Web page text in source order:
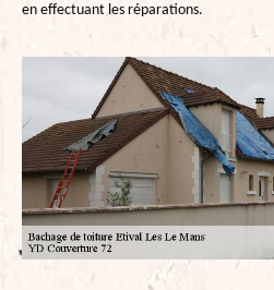
en effectuant les réparations.